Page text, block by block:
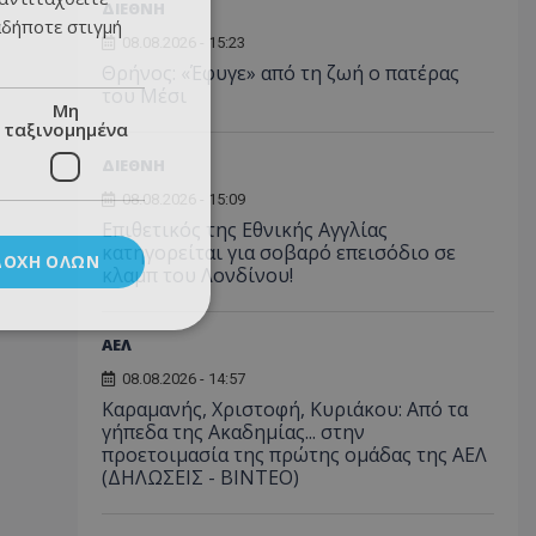
ΔΙΕΘΝΗ
08.08.2026 - 15:23
Θρήνος: «Έφυγε» από τη ζωή ο πατέρας
του Μέσι
08.08.2026 - 15:09
Επιθετικός της Εθνικής Αγγλίας
κατηγορείται για σοβαρό επεισόδιο σε
κλαμπ του Λονδίνου!
ΑΕΛ
08.08.2026 - 14:57
Καραμανής, Χριστοφή, Κυριάκου: Από τα
γήπεδα της Ακαδημίας... στην
προετοιμασία της πρώτης ομάδας της ΑΕΛ
(ΔΗΛΩΣΕΙΣ - ΒΙΝΤΕΟ)
στιγμή
Μη
ταξινομημένα
ΌΛΩΝ